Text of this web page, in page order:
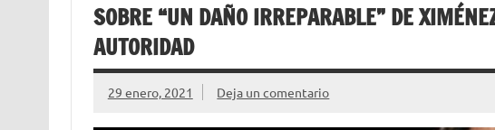
SOBRE “UN DAÑO IRREPARABLE” DE
AUTORIDAD
29 enero, 2021 Deja un comentario